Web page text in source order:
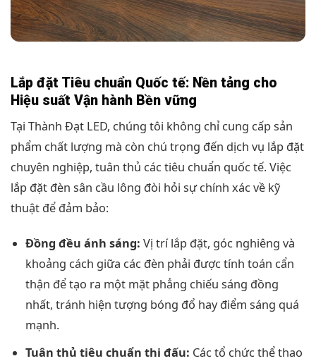
Lắp đặt Tiêu chuẩn Quốc tế: Nền tảng cho
Hiệu suất Vận hành Bền vững
Tại Thành Đạt LED, chúng tôi không chỉ cung cấp sản
phẩm chất lượng mà còn chú trọng đến dịch vụ lắp đặt
chuyên nghiệp, tuân thủ các tiêu chuẩn quốc tế. Việc
lắp đặt đèn sân cầu lông đòi hỏi sự chính xác về kỹ
thuật để đảm bảo:
Đồng đều ánh sáng: Vị trí lắp đặt, góc nghiêng và
khoảng cách giữa các đèn phải được tính toán cẩn
thận để tạo ra một mặt phẳng chiếu sáng đồng
nhất, tránh hiện tượng bóng đổ hay điểm sáng quá
mạnh.
Tuân thủ tiêu chuẩn thi đấu: Các tổ chức thể thao